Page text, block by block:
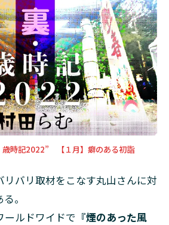
時記2022” 【１月】癖のある初詣
バリ取材をこなす丸山さんに対
。
ルドワイドで 『煙のあった風